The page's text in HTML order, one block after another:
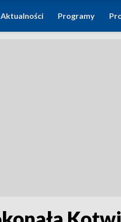
Aktualności Programy